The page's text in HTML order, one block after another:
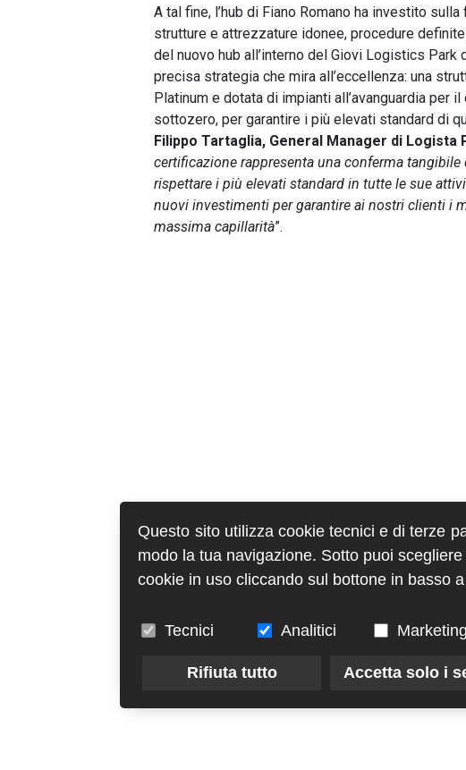
A tal fine, l’hub di Fiano Romano ha investito
strutture e attrezzature idonee, procedure
del nuovo hub all’interno del Giovi Logistics
precisa strategia che mira all’eccellenza: una
Platinum e dotata di impianti all’avanguardia per
sottozero, per garantire i più elevati standard di
Filippo Tartaglia, General Manager di Logista
certificazione rappresenta una conferma
rispettare i più elevati standard in tutte le sue
nuovi investimenti per garantire ai nostri clienti i
massima capillarità”.
Questo sito utilizza cookie tecnici e di terze
modo la tua navigazione. Sotto puoi
cookie in uso cliccando sul bottone in basso
Tecnici Analitici Marketing
Rifiuta tutto Accetta solo i